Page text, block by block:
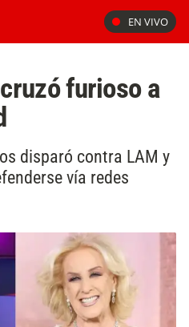
EN VIVO
furioso a
disparó contra LAM y
vía redes